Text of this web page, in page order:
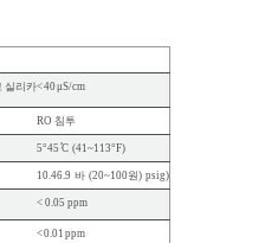
실리카<40 μS/cm
RO 침투
5°45 ̊C (41~113°F)
10.46.9 바 (20~100원) psig)
< 0.05 ppm
<0.01 ppm